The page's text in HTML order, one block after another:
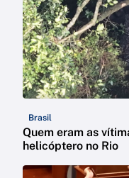
Brasil
Quem eram as
helicóptero no Rio